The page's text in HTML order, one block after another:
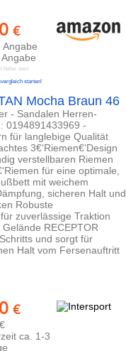
€
Angabe
höher sein
starten!
Mocha Braun 46
- Sandalen Herren-
0194891433969 -
für langlebige Qualität
3€‘Riemen€‘Design
verstellbaren Riemen
für eine optimale,
mit weichem
sicheren Halt und
Robuste
zuverlässige Traktion
RECEPTOR
und sorgt für
Halt vom Fersenauftritt
€
ca. 1-3